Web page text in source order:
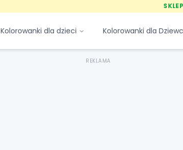
Kolorowanki dla dzieci Kolorowanki dla
REKLAMA